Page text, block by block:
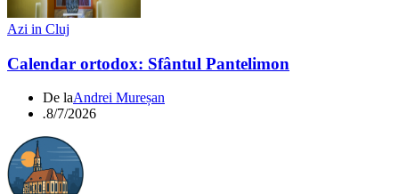
Azi in Cluj
Calendar ortodox: Sfântul Pantelimon
De laAndrei Mureșan
.8/7/2026